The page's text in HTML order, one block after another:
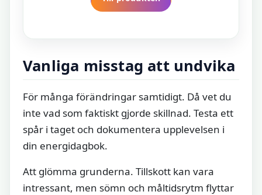
Vanliga misstag att undvika
För många förändringar samtidigt. Då vet du
inte vad som faktiskt gjorde skillnad. Testa ett
spår i taget och dokumentera upplevelsen i
din energidagbok.
Att glömma grunderna. Tillskott kan vara
intressant, men sömn och måltidsrytm flyttar